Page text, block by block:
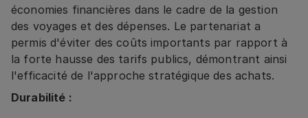
économies financières dans le cadre de la gestion
des voyages et des dépenses. Le partenariat a
permis d'éviter des coûts importants par rapport à
la forte hausse des tarifs publics, démontrant ainsi
l'efficacité de l'approche stratégique des achats.
Durabilité :